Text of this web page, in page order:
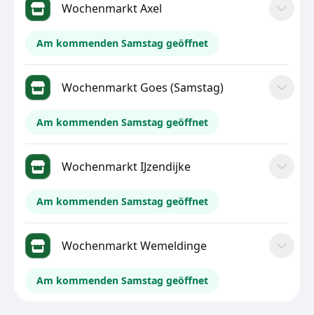
Wochenmarkt Axel
Am kommenden Samstag geöffnet
Wochenmarkt Goes (Samstag)
Am kommenden Samstag geöffnet
Wochenmarkt IJzendijke
Am kommenden Samstag geöffnet
Wochenmarkt Wemeldinge
Am kommenden Samstag geöffnet